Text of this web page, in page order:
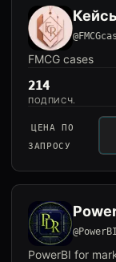
FMCG cases
214
ПОДПИСЧ.
ЦЕНА ПО
ЗАПРОСУ
PowerBI for